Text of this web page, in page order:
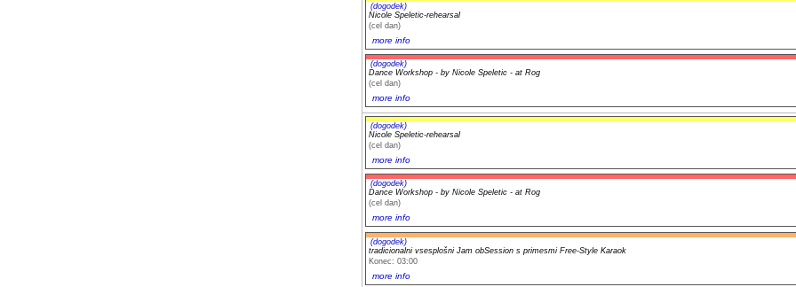
(dogodek)
Nicole Speletic-rehearsal
(cel dan)
more info
(dogodek)
Dance Workshop - by Nicole Speletic - at Rog
(cel dan)
more info
(dogodek)
Nicole Speletic-rehearsal
(cel dan)
more info
(dogodek)
Dance Workshop - by Nicole Speletic - at Rog
(cel dan)
more info
(dogodek)
tradicionalni vsesplošni Jam obSession s primesmi Free-Style Karaok
Konec: 03:00
more info